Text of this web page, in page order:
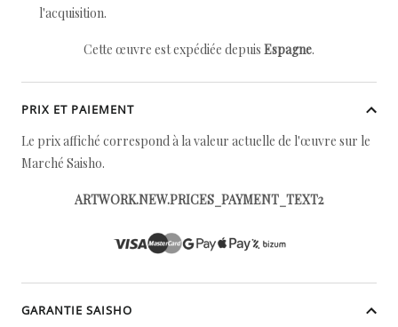
l'acquisition.
Cette œuvre est expédiée depuis Espagne.
PRIX ET PAIEMENT
Le prix affiché correspond à la valeur actuelle de l'œuvre sur le
Marché Saisho.
ARTWORK.NEW.PRICES_PAYMENT_TEXT2
GARANTIE SAISHO